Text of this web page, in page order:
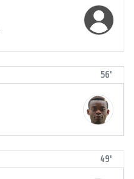
56'
49'